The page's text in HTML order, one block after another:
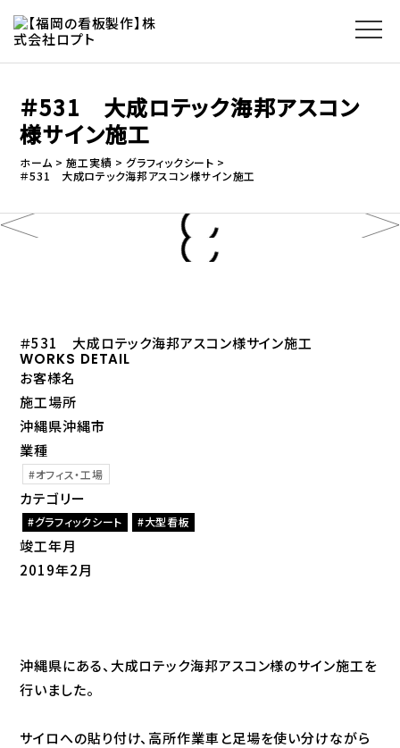
＃531 大成ロテック海邦アスコン
様サイン施工
ホーム 施工実績
グラフィックシート
＃531 大成ロテック海邦アスコン様サイン施工
＃531 大成ロテック海邦アスコン様サイン施工
WORKS DETAIL
お客様名
施工場所
沖縄県沖縄市
業種
オフィス・工場
カテゴリー
グラフィックシート 大型看板
竣工年月
2019年2月
沖縄県にある、大成ロテック海邦アスコン様のサイン施工を
行いました。
サイロへの貼り付け、高所作業車と足場を使い分けながら